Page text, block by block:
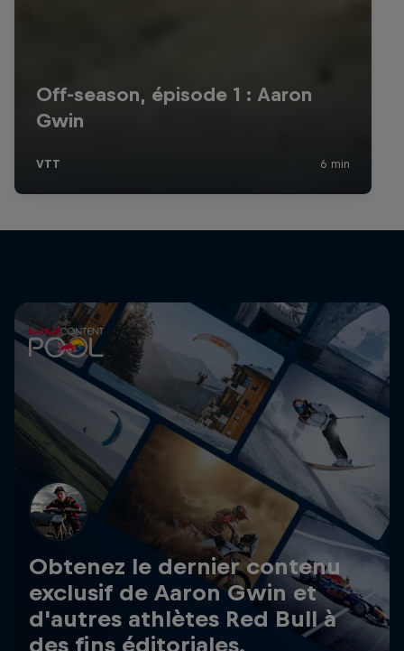
Obtenez le dernier contenu
exclusif de Aaron Gwin et
d'autres athlètes Red Bull à
des fins éditoriales.